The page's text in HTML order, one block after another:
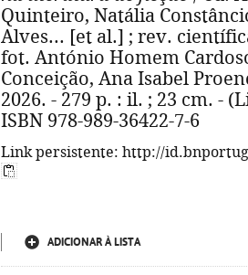
Quinteiro, Natália
Alves... [et al.] ; rev.
fot. António Homem
Conceição, Ana Isabel
2026. - 279 p. : il. ; 23 cm. -
ISBN 978-989-36422-7-6
Link persistente: http://
ADICIONAR À LISTA